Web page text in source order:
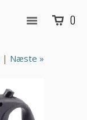
0
| Næste »